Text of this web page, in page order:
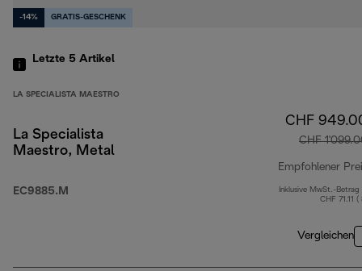
-14% GRATIS-GESCHENK
Letzte 5 Artikel
LA SPECIALISTA MAESTRO
La Specialista
Maestro, Metal
EC9885.M
CHF
CHF
Empfohlener
Inklusive MwSt.-Betrag
CHF 71.11 (
Vergleichen